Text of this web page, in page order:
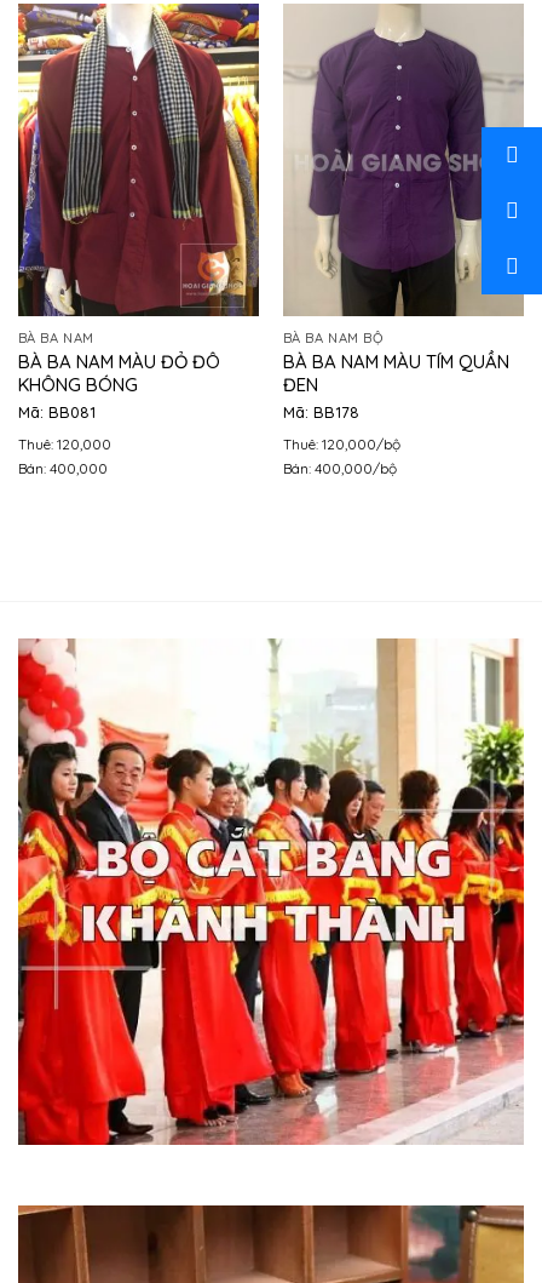
BÀ BA NAM
BÀ BA NAM MÀU ĐỎ ĐÔ
KHÔNG BÓNG
Mã: BB081
Thuê: 120,000
Bán: 400,000
BÀ BA NAM BỘ
BÀ BA NAM MÀU TÍM QUẦN
ĐEN
Mã: BB178
Thuê: 120,000/bộ
Bán: 400,000/bộ